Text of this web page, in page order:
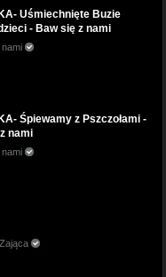
Uśmiechnięte Buzie
- Baw się z nami
nami
Śpiewamy z Pszczołami -
nami
nami